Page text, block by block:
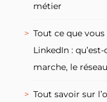
métier
Tout ce que
LinkedIn :
marche, le
Tout savoir sur